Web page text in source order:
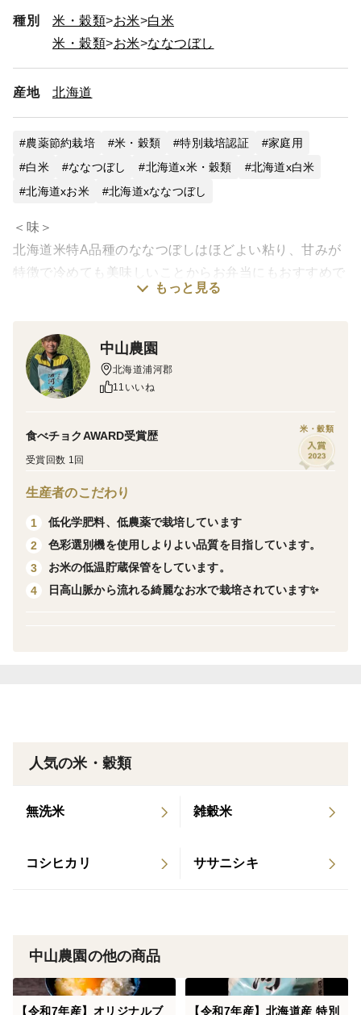
種別 米・穀類 お米
白米
米・穀類
お米 ななつぼし
産地 北海道
農薬節約栽培 米・穀類 特別栽培認証
家庭用
白米
ななつぼし 北海道x米・穀類
北海道x白米
北海道xお米
北海道xななつぼし
＜味＞
北海道米特A品種のななつぼしはほどよい粘り、甘みが
特徴で冷めても美味しいことからお弁当にもおすすめで
おいしく食べる事ができます！
＜栽培のこだわり＞
化学農薬成分回数を5割削減した特別栽培に取り組んで
います。
す！
〜色彩選別機使用しキレイなお米に〜
色彩選別機を導入し害虫による被害粒、しらた、青未熟
粒、石などの異物をできるがぎり取り除き品質の向上、
〜低温での保管〜
しています。
の熱を素早くとることで美味しいお米に仕上がっていま
北海道の中でも冷涼な日高地方の馬産地、浦河町で栽培
冷涼な気候なので高温障害によりお米の品質が下がるこ
もっと見る
中山農園
北海道浦河郡
11いいね
食べチョクAWARD受賞歴
受賞回数 1回
米・穀類
生産者のこだわり
1
低化学肥料、低農薬で栽培しています
2
色彩選別機を使用しよりよい品質を目指しています。
3
お米の低温貯蔵保管をしています。
4
日高山脈から流れる綺麗なお水で栽培されています✨
人気の米・穀類
無洗米 雑穀米
コシヒカリ ササニシキ
中山農園の他の商品
【令和7年産】オリジナルブ 【令和7年産】北海道産 特別